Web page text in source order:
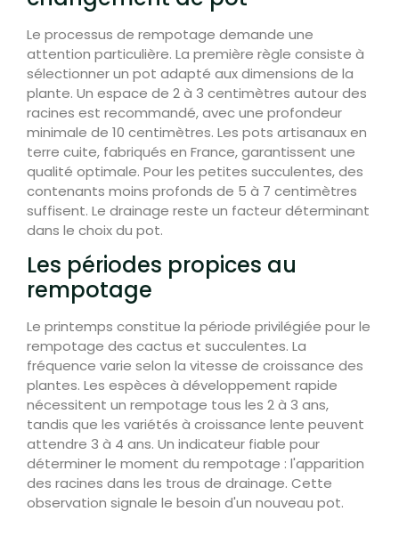
Le processus de rempotage demande une
attention particulière. La première règle consiste à
sélectionner un pot adapté aux dimensions de la
plante. Un espace de 2 à 3 centimètres autour des
racines est recommandé, avec une profondeur
minimale de 10 centimètres. Les pots artisanaux en
terre cuite, fabriqués en France, garantissent une
qualité optimale. Pour les petites succulentes, des
contenants moins profonds de 5 à 7 centimètres
suffisent. Le drainage reste un facteur déterminant
dans le choix du pot.
Les périodes propices au
rempotage
Le printemps constitue la période privilégiée pour le
rempotage des cactus et succulentes. La
fréquence varie selon la vitesse de croissance des
plantes. Les espèces à développement rapide
nécessitent un rempotage tous les 2 à 3 ans,
tandis que les variétés à croissance lente peuvent
attendre 3 à 4 ans. Un indicateur fiable pour
déterminer le moment du rempotage : l'apparition
des racines dans les trous de drainage. Cette
observation signale le besoin d'un nouveau pot.